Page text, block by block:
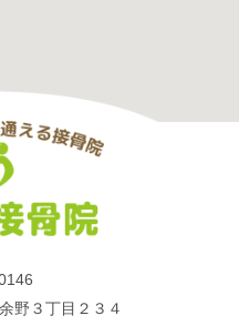
野３丁目２３４